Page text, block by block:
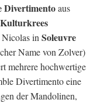
Divertimentoaus
in Soleuvre
Name von Zolver)
mehrere hochwertige
Divertimento eine
der Mandolinen,